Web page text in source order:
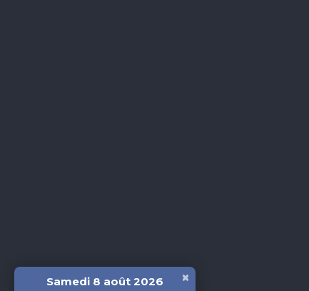
Samedi 8 août 2026 ×